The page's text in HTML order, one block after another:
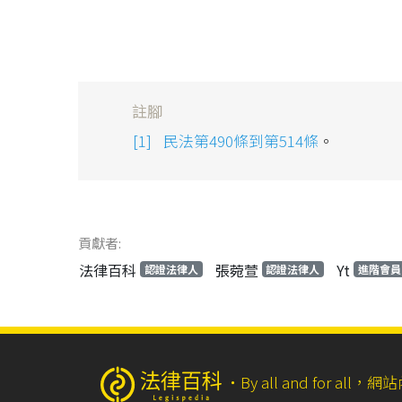
註腳
民法第490條到第514條 。
貢獻者:
法律百科 認證法律人 張菀萱 認證法律人 Yt 進階會員
‧ By all and for all，網站